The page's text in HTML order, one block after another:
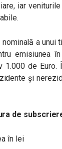
iar
nominală a
emisiunea
1.000 de
și
de
în lei